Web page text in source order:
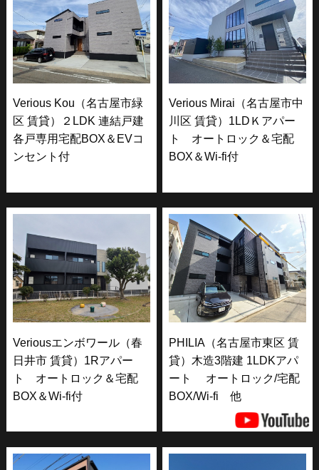
Verious Kou（名古屋市緑
区 賃貸）２LDK 連結戸建
各戸専用宅配BOX＆EVコ
ンセント付
Verious Mirai（名古屋市中
川区 賃貸）1LDＫアパー
ト オートロック＆宅配
BOX＆Wi-fi付
Veriousエンボワール（春
日井市 賃貸）1Rアパー
ト オートロック＆宅配
BOX＆Wi-fi付
PHILIA（名古屋市東区 賃
貸）木造3階建 1LDKアパ
ート オートロック/宅配
BOX/Wi-fi 他